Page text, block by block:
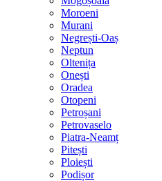
Moroeni
Murani
Negrești-Oaș
Neptun
Oltenița
Onești
Oradea
Otopeni
Petroșani
Petrovaselo
Piatra-Neamț
Pitești
Ploiești
Podișor